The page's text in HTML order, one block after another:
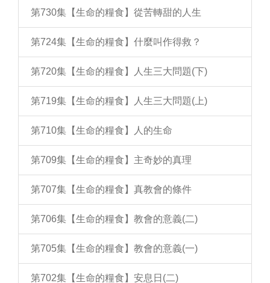
第730集【生命的糧食】從苦轉甜的人生
第724集【生命的糧食】什麼叫作得救？
第720集【生命的糧食】人生三大問題(下)
第719集【生命的糧食】人生三大問題(上)
第710集【生命的糧食】人的生命
第709集【生命的糧食】主奇妙的真理
第707集【生命的糧食】真教會的條件
第706集【生命的糧食】教會的意義(二)
第705集【生命的糧食】教會的意義(一)
第702集【生命的糧食】安息日(二)